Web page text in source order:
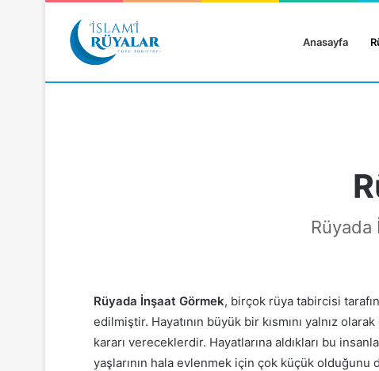
Anasayfa
Rüyada
Rüyada İnşaat Görmek, birçok rüya tabircisi
edilmiştir. Hayatının büyük bir kısmını yalnız
kararı vereceklerdir. Hayatlarına aldıkları bu
yaşlarının hala evlenmek için çok küçük